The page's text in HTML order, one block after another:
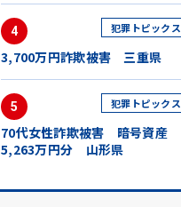
4 犯罪トピックス
3,700万円詐欺被害 三重県
5 犯罪トピックス
70代女性詐欺被害 暗号資産
5,263万円分 山形県